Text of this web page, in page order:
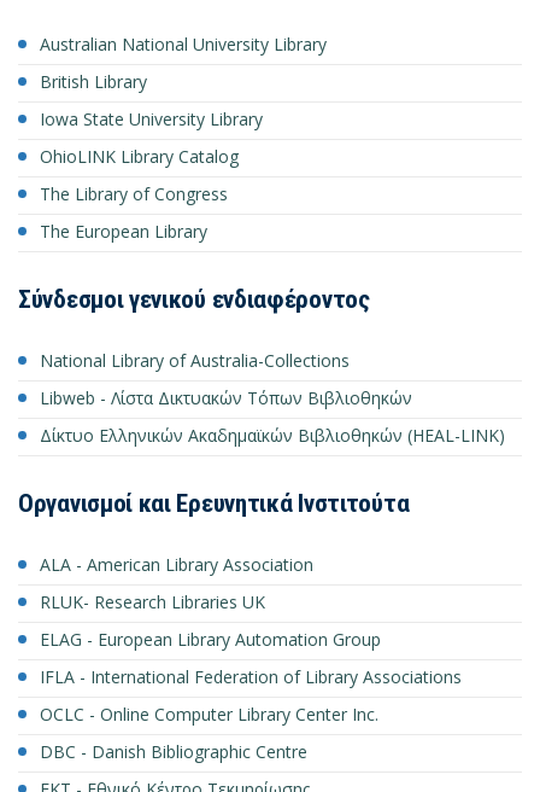
Australian National University Library
British Library
Iowa State University Library
OhioLINK Library Catalog
The Library of Congress
The European Library
Σύνδεσμοι γενικού ενδιαφέροντος
National Library of Australia-Collections
Libweb - Λίστα Δικτυακών Τόπων Βιβλιοθηκών
Δίκτυο Ελληνικών Ακαδημαϊκών Βιβλιοθηκών (HEAL-LINK)
Οργανισμοί και Ερευνητικά Ινστιτούτα
ALA - American Library Association
RLUK- Research Libraries UK
ELAG - European Library Automation Group
IFLA - International Federation of Library Associations
OCLC - Online Computer Library Center Inc.
DBC - Danish Bibliographic Centre